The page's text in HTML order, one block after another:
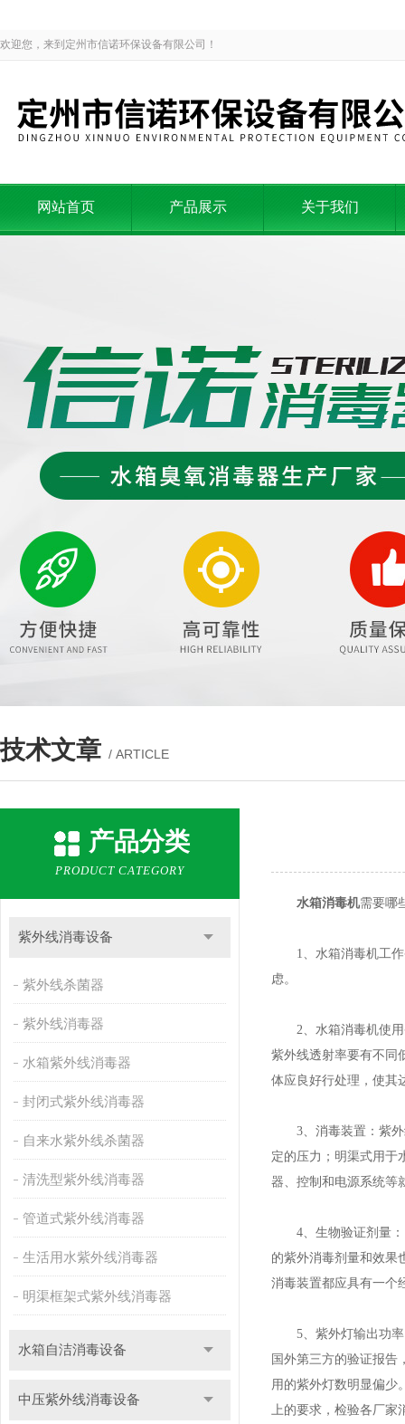
欢迎您，来到定州市信诺环保设备有限公司！
网站首页 产品展示 关于我们
技术文章 / ARTICLE
产品分类
PRODUCT CATEGORY
紫外线消毒设备
紫外线杀菌器
紫外线消毒器
水箱紫外线消毒器
封闭式紫外线消毒器
自来水紫外线杀菌器
清洗型紫外线消毒器
管道式紫外线消毒器
生活用水紫外线消毒器
明渠框架式紫外线消毒器
水箱自洁消毒设备
中压紫外线消毒设备
水箱消毒机需要哪
1、水箱消毒机工作
虑。
2、水箱消毒机使用
紫外线透射率要有不同
体应良好行处理，使其
3、消毒装置：紫外
定的压力；明渠式用于
器、控制和电源系统等
4、生物验证剂量：
的紫外消毒剂量和效果
消毒装置都应具有一个
5、紫外灯输出功率
国外第三方的验证报
用的紫外灯数明显偏少
上的要求，检验各厂家